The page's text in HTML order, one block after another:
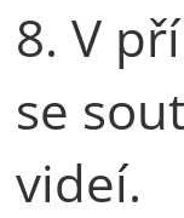
8. V
se
videí.